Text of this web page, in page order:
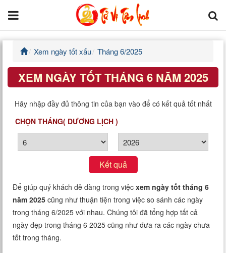
Trang chủ
Tử Vi Đẩu Số
Tử Vi 12 Con Giáp
Phong thủy
Văn Hoa Tâm linh
Xem ngày
Xem tuổi
Xem ngày tốt xấu Tháng 6/2025
XEM NGÀY TỐT THÁNG 6 NĂM 2025
Hãy nhập đầy đủ thông tin của bạn vào để có kết quả tốt nhất
CHỌN THÁNG( DƯƠNG LỊCH )
Kết quả
Để giúp quý khách dễ dàng trong việc xem ngày tốt tháng 6
năm 2025 cũng như thuận tiện trong việc so sánh các ngày
trong tháng 6/2025 với nhau. Chúng tôi đã tổng hợp tất cả
ngày đẹp trong tháng 6 2025 cũng như đưa ra các ngày chưa
tốt trong tháng.